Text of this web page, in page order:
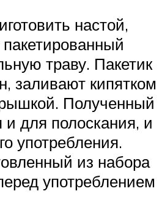
настой,
пакетированный
траву. Пакетик
заливают кипятком
Полученный
и для полоскания, и
употребления.
из набора
употреблением